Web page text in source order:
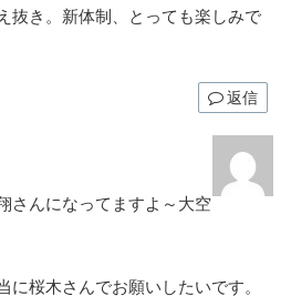
抜き。新体制、とっても楽しみで
返信
さんになってますよ～大空
に桜木さんでお願いしたいです。